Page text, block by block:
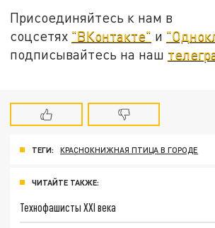
Присоединяйтесь к нам в
соцсетях "ВКонтакте" и
подписывайтесь на наш
ТЕГИ: КРАСНОКНИЖНАЯ ПТИЦА В ГОРОДЕ
ЧИТАЙТЕ ТАКЖЕ:
Технофашисты XXI века